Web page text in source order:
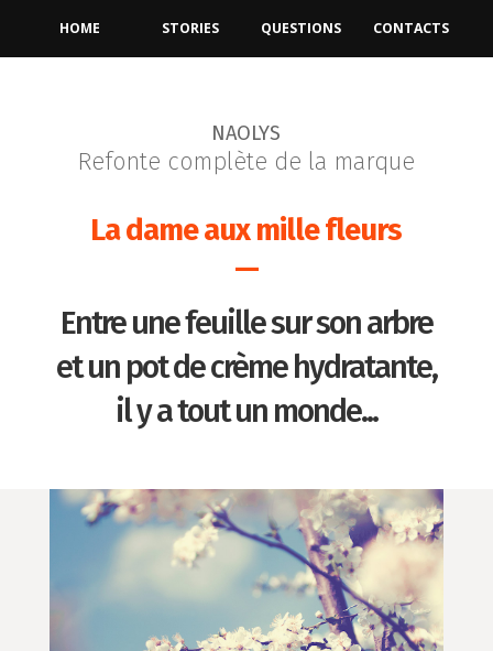
HOME STORIES QUESTIONS CONTACTS
NAOLYS
Refonte complète de la marque
La dame aux mille fleurs
—
Entre une feuille sur son arbre
et un pot de crème hydratante,
il y a tout un monde...